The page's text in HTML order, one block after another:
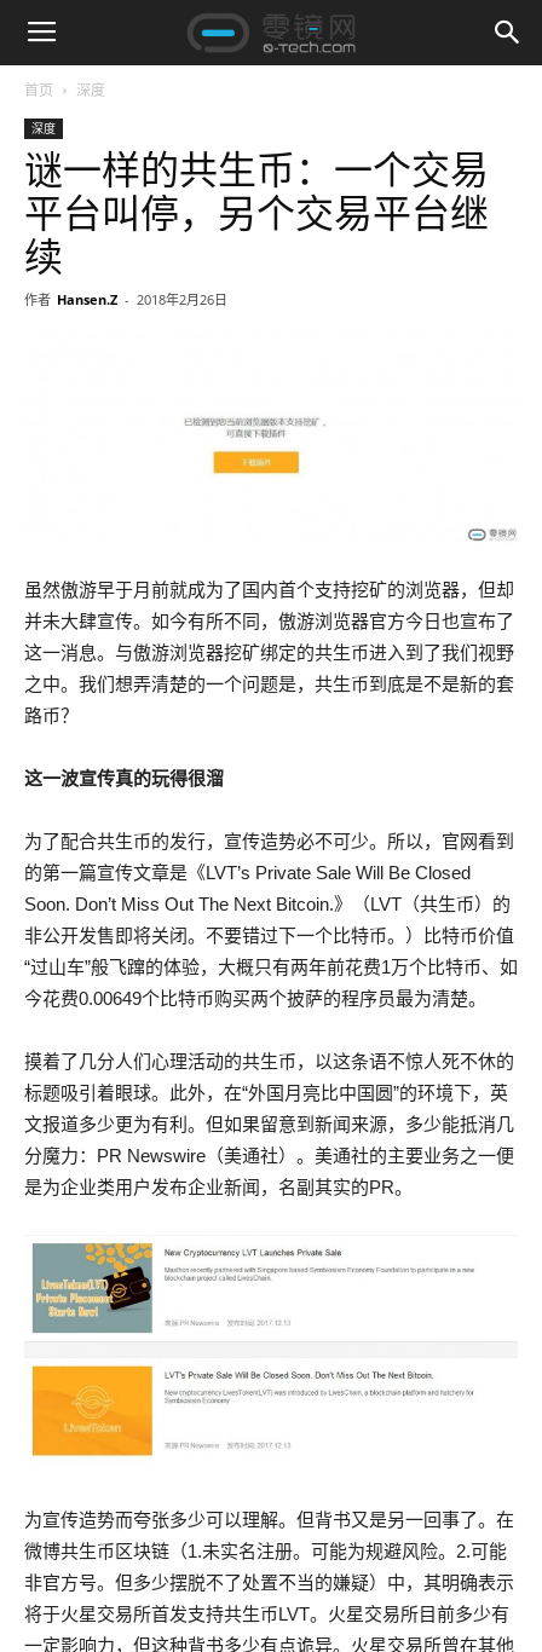
首页 深度
深度
谜一样的共生币：一个交易
平台叫停，另个交易平台继
续
作者 Hansen.Z - 2018年2月26日
虽然傲游早于月前就成为了国内首个支持挖矿的浏览器，但却
并未大肆宣传。如今有所不同，傲游浏览器官方今日也宣布了
这一消息。与傲游浏览器挖矿绑定的共生币进入到了我们视野
之中。我们想弄清楚的一个问题是，共生币到底是不是新的套
路币？
这一波宣传真的玩得很溜
为了配合共生币的发行，宣传造势必不可少。所以，官网看到
的第一篇宣传文章是《LVT’s Private Sale Will Be Closed
Soon. Don’t Miss Out The Next Bitcoin.》（LVT（共生币）的
非公开发售即将关闭。不要错过下一个比特币。）比特币价值
“过山车”般飞蹿的体验，大概只有两年前花费1万个比特币、如
今花费0.00649个比特币购买两个披萨的程序员最为清楚。
摸着了几分人们心理活动的共生币，以这条语不惊人死不休的
标题吸引着眼球。此外，在“外国月亮比中国圆”的环境下，英
文报道多少更为有利。但如果留意到新闻来源，多少能抵消几
分魔力：PR Newswire（美通社）。美通社的主要业务之一便
是为企业类用户发布企业新闻，名副其实的PR。
为宣传造势而夸张多少可以理解。但背书又是另一回事了。在
微博共生币区块链（1.未实名注册。可能为规避风险。2.可能
非官方号。但多少摆脱不了处置不当的嫌疑）中，其明确表示
将于火星交易所首发支持共生币LVT。火星交易所目前多少有
一定影响力，但这种背书多少有点诡异。火星交易所曾在其他